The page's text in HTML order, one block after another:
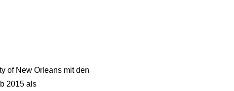
of New Orleans mit den
2015 als